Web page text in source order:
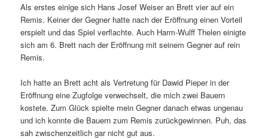
Als erstes einige sich Hans Josef Weiser an Brett vier auf ein
Remis. Keiner der Gegner hatte nach der Eröffnung einen Vorteil
erspielt und das Spiel verflachte. Auch Harm-Wulff Thelen einigte
sich am 6. Brett nach der Eröffnung mit seinem Gegner auf rein
Remis.
Ich hatte an Brett acht als Vertretung für Dawid Pieper in der
Eröffnung eine Zugfolge verwechselt, die mich zwei Bauern
kostete. Zum Glück spielte mein Gegner danach etwas ungenau
und ich konnte die Bauern zum Remis zurückgewinnen. Puh, das
sah zwischenzeitlich gar nicht gut aus.